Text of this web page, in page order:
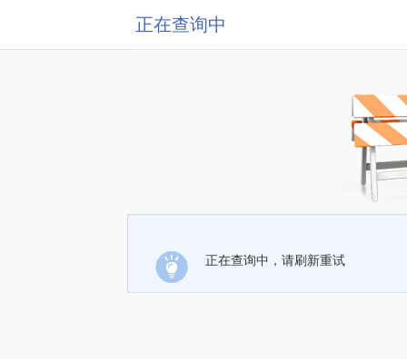
正在查询中
正在查询中，请刷新重试